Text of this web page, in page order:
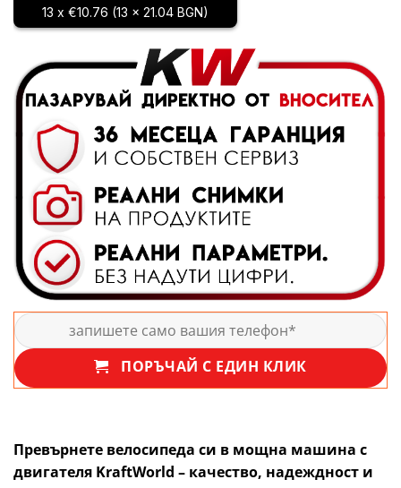
13 x €10.76 (13 x 21.04 BGN)
ПОРЪЧАЙ С ЕДИН КЛИК
Превърнете велосипеда си в мощна машина с
двигателя KraftWorld – качество, надеждност и